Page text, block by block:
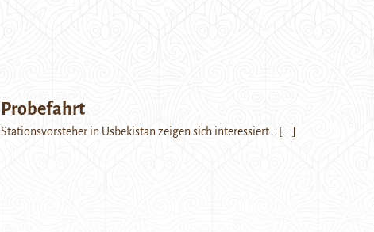
Probefahrt
Stationsvorsteher in Usbekistan zeigen sich interessiert… [...]